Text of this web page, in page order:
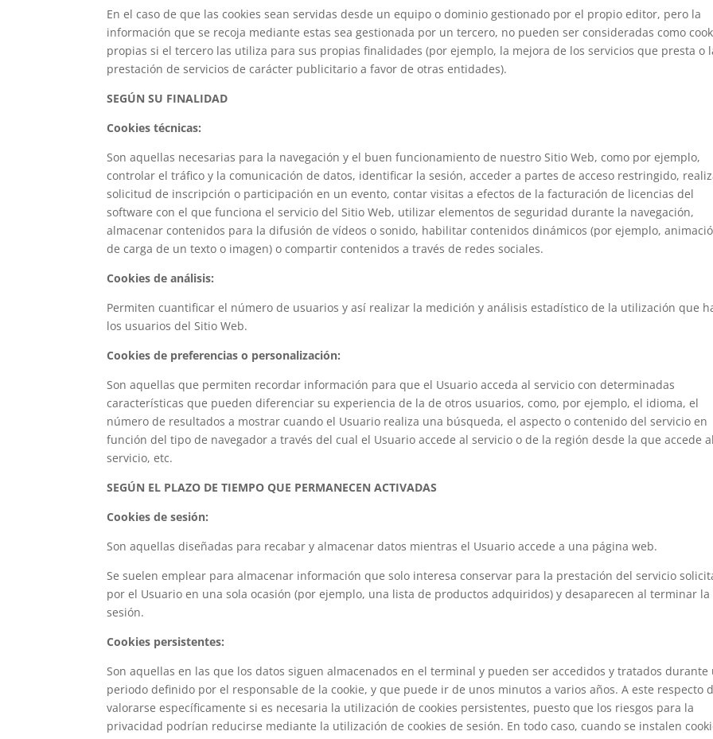
En el caso de que las cookies sean servidas desde un equipo o dominio gestionado por el propio editor, pero la
información que se recoja mediante estas sea gestionada por un tercero, no pueden ser consideradas como
propias si el tercero las utiliza para sus propias finalidades (por ejemplo, la mejora de los servicios que presta o
prestación de servicios de carácter publicitario a favor de otras entidades).
SEGÚN SU FINALIDAD
Cookies técnicas:
Son aquellas necesarias para la navegación y el buen funcionamiento de nuestro Sitio Web, como por ejemplo,
controlar el tráfico y la comunicación de datos, identificar la sesión, acceder a partes de acceso restringido,
solicitud de inscripción o participación en un evento, contar visitas a efectos de la facturación de licencias del
software con el que funciona el servicio del Sitio Web, utilizar elementos de seguridad durante la navegación,
almacenar contenidos para la difusión de vídeos o sonido, habilitar contenidos dinámicos (por ejemplo,
de carga de un texto o imagen) o compartir contenidos a través de redes sociales.
Cookies de análisis:
Permiten cuantificar el número de usuarios y así realizar la medición y análisis estadístico de la utilización que
los usuarios del Sitio Web.
Cookies de preferencias o personalización:
Son aquellas que permiten recordar información para que el Usuario acceda al servicio con determinadas
características que pueden diferenciar su experiencia de la de otros usuarios, como, por ejemplo, el idioma, el
número de resultados a mostrar cuando el Usuario realiza una búsqueda, el aspecto o contenido del servicio en
función del tipo de navegador a través del cual el Usuario accede al servicio o de la región desde la que accede
servicio, etc.
SEGÚN EL PLAZO DE TIEMPO QUE PERMANECEN ACTIVADAS
Cookies de sesión:
Son aquellas diseñadas para recabar y almacenar datos mientras el Usuario accede a una página web.
Se suelen emplear para almacenar información que solo interesa conservar para la prestación del servicio
por el Usuario en una sola ocasión (por ejemplo, una lista de productos adquiridos) y desaparecen al terminar la
sesión.
Cookies persistentes:
Son aquellas en las que los datos siguen almacenados en el terminal y pueden ser accedidos y tratados durante
periodo definido por el responsable de la cookie, y que puede ir de unos minutos a varios años. A este respecto
valorarse específicamente si es necesaria la utilización de cookies persistentes, puesto que los riesgos para la
privacidad podrían reducirse mediante la utilización de cookies de sesión. En todo caso, cuando se instalen